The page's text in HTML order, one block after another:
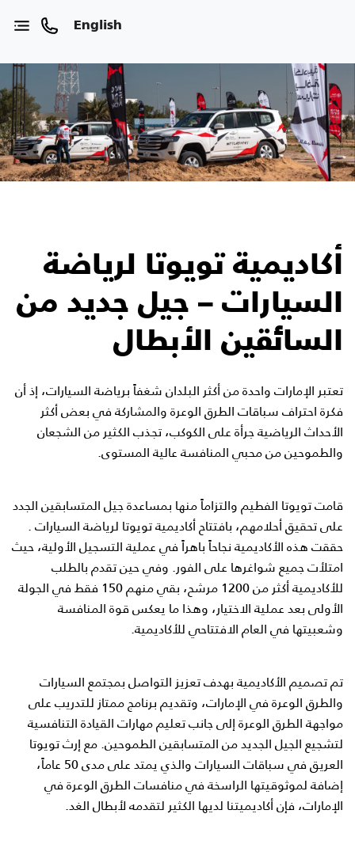
English
أكاديمية تويوتا لرياضة
السيارات – جيل جديد من
السائقين الأبطال
تعتبر الإمارات واحدة من أكثر البلدان شغفاً برياضة السيارات، إذ أن
فكرة احتراف سباقات الطرق الوعرة والمشاركة في بعض أكثر
الأحداث الرياضية جرأة على الكوكب، تجذب الكثير من الشجعان
والطموحين من محبي المنافسة عالية المستوى.
قامت تويوتا الفطيم والتزاماً منها بمساعدة جيل المتسابقين الجدد
على تحقيق أحلامهم، بافتتاحأكاديمية تويوتا لرياضة السيارات .
حققت هذه الأكاديمية نجاحاً باهراً في عملية التسجيل الأولية، حيث
امتلأت جميع شواغرها على الفور. وفي حين تقدم بالطلب
للأكاديمية أكثر من 1200 مرشح، بقي منهم 150 فقط في الجولة
الأولى بعد عملية الاختيار، وهذا ما يعكس قوة المنافسة
وشعبيتها في العام الافتتاحي للأكاديمية.
تم تصميم الأكاديمية بهدف تعزيز التواصل بمجتمع السيارات
والطرق الوعرة في الإمارات، وتقديم برنامج ممتاز للتدريب على
مواجهة الطرق الوعرة إلى جانب تعليم مهارات القيادة التنافسية
لتشجيع الجيل الجديد من المتسابقين الطموحين. مع إرث تويوتا
العريق في سباقات السيارات والذي يمتد على مدى 50 عاماً،
إضافة لموثوقيتها الراسخة فيمنافسات الطرق الوعرة في
الإمارات، فإن أكاديميتنا لديها الكثير لتقدمه لأبطال الغد.